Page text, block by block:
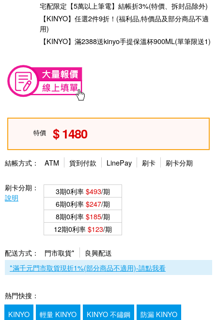
宅配限定【5萬以上筆電】結帳折3%(特價、拆封品除外)
【KINYO】任選2件9折！(福利品,特價品及部分商品不適
用)
【KINYO】滿2388送kinyo手提保溫杯900ML(單筆限送1)
特價 1480
結帳方式： ATM 貨到付款 LinePay 刷卡 刷卡分期
刷卡分期：
說明
3期0利率$493/期
6期0利率$247/期
8期0利率$185/期
12期0利率$123/期
配送方式： 門市取貨*
良興配送
*滿千元門市取貨現折1%(部分商品不適用)-請點我看
熱門快搜：
KINYO
輕量 KINYO KINYO 不鏽鋼 防漏 KINYO